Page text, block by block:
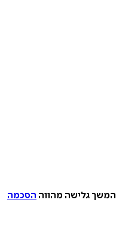
המשך גלישה מהווה הסכמה